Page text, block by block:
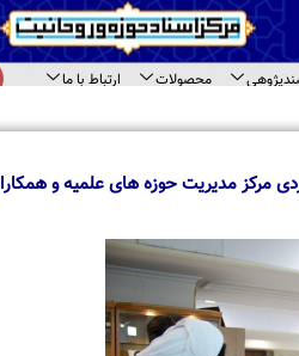
محصولات
ارتباط با ما
مرکز مدیریت حوزه های علمیه و همکاران از